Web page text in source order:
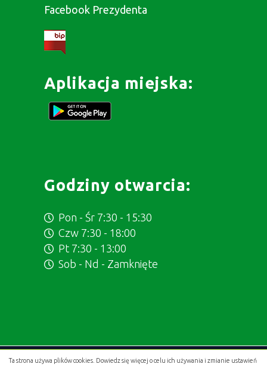
Ta strona używa plików cookies. Dowiedz się więcej o celu ich używania i zmianie ustawień
Facebook Prezydenta
Aplikacja miejska:
Godziny otwarcia:
Pon - Śr 7:30 - 15:30
Czw 7:30 - 18:00
Pt 7:30 - 13:00
Sob - Nd - Zamknięte